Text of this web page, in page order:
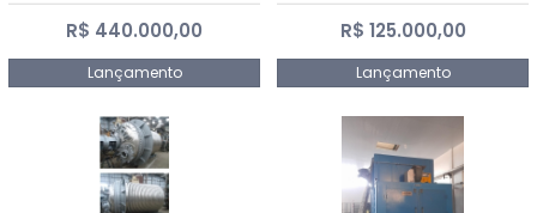
R$ 440.000,00
Lançamento
R$ 125.000,00
Lançamento